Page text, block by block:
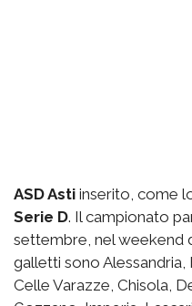
ASD Asti inserito, come
Serie D. Il campionato
settembre, nel weekend
galletti sono
Celle Varazze, Chisola,